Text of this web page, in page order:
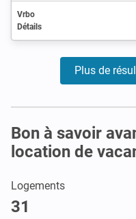
Vrbo
Détails
Plus de
Bon à savoir
location de
Logements
31